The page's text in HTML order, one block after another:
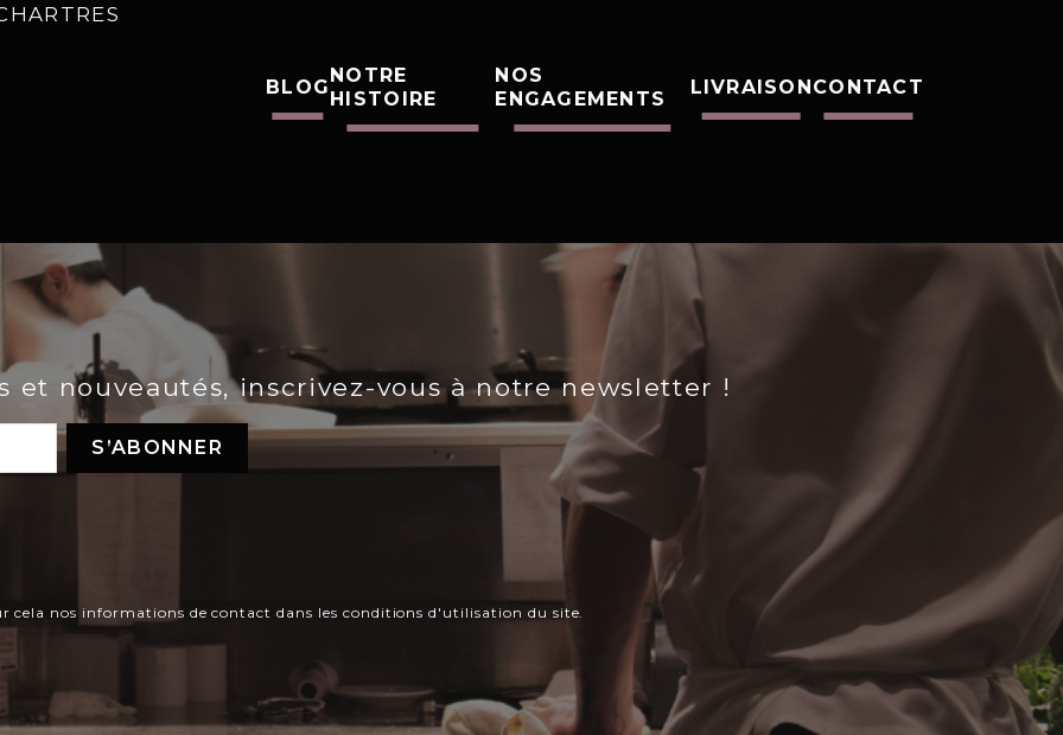
BLOG
NOTRE
HISTOIRE
NOS
ENGAGEMENTS
LIVRAISONCONTACT
et nouveautés, inscrivez-vous à notre newsletter !
nos informations de contact dans les conditions d'utilisation du site.